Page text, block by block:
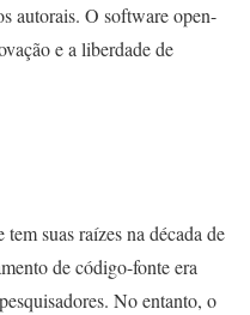
autorais. O software open-
e a liberdade de
suas raízes na década de
de código-fonte era
No entanto, o